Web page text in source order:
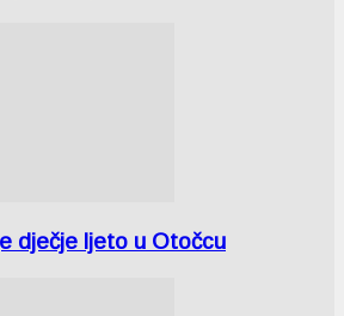
dječje ljeto u Otočcu